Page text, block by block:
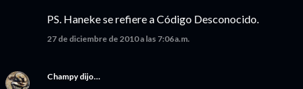
PS. Haneke se refiere a Código Desconocido.
27 de diciembre de 2010 a las 7:06 a.m.
Champydijo…